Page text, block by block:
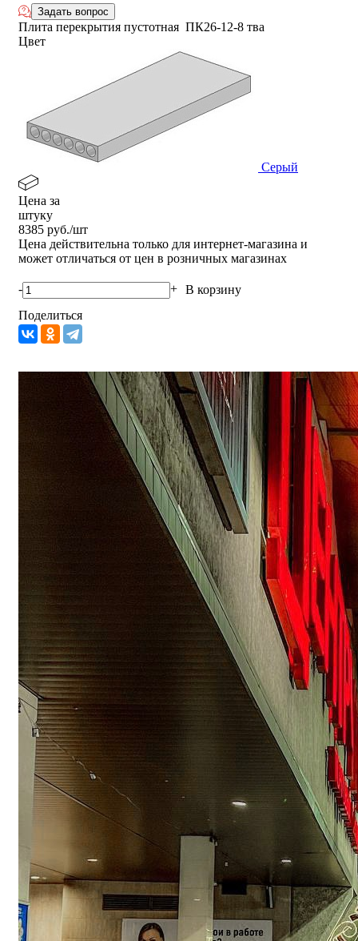
Задать вопрос
Плита перекрытия пустотная ПК26-12-8 тва
Цвет
Серый
Цена за
штуку
8385 руб./шт
Цена действительна только для интернет-магазина и
может отличаться от цен в розничных магазинах
- + В корзину
Поделиться